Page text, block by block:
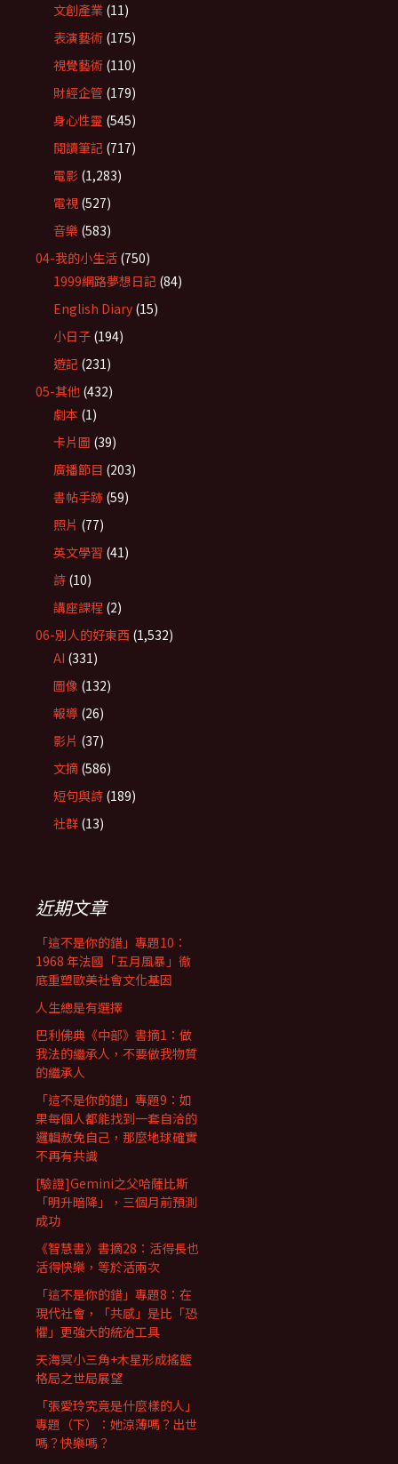
文創產業 (11)
表演藝術 (175)
視覺藝術 (110)
財經企管 (179)
身心性靈 (545)
閱讀筆記 (717)
電影 (1,283)
電視 (527)
音樂 (583)
04-我的小生活 (750)
1999網路夢想日記 (84)
English Diary (15)
小日子 (194)
遊記 (231)
05-其他 (432)
劇本 (1)
卡片圖 (39)
廣播節目 (203)
書帖手跡 (59)
照片 (77)
英文學習 (41)
詩 (10)
講座課程 (2)
06-別人的好東西 (1,532)
AI (331)
圖像 (132)
報導 (26)
影片 (37)
文摘 (586)
短句與詩 (189)
社群 (13)
近期文章
「這不是你的錯」專題10：
1968 年法國「五月風暴」徹
底重塑歐美社會文化基因
人生總是有選擇
巴利佛典《中部》書摘1：做
我法的繼承人，不要做我物質
的繼承人
「這不是你的錯」專題9：如
果每個人都能找到一套自洽的
邏輯赦免自己，那麼地球確實
不再有共識
[驗證]Gemini之父哈薩比斯
「明升暗降」，三個月前預測
成功
《智慧書》書摘28：活得長也
活得快樂，等於活兩次
「這不是你的錯」專題8：在
現代社會，「共感」是比「恐
懼」更強大的統治工具
天海冥小三角+木星形成搖籃
格局之世局展望
「張愛玲究竟是什麼樣的人」
專題（下）：她涼薄嗎？出世
嗎？快樂嗎？